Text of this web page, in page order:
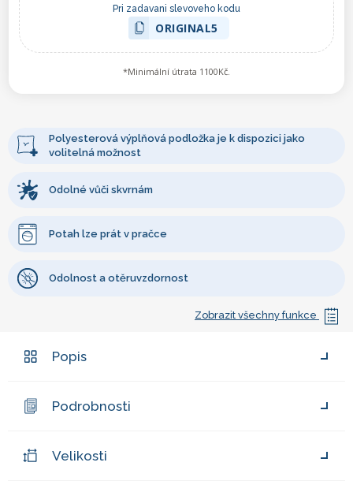
Pri zadavani slevoveho kodu
ORIGINAL5
*Minimální útrata 1100Kč.
Polyesterová výplňová podložka je k dispozici jako
volitelná možnost
Odolné vůči skvrnám
Potah lze prát v pračce
Odolnost a otěruvzdornost
Zobrazit všechny funkce
Popis
Podrobnosti
Velikosti